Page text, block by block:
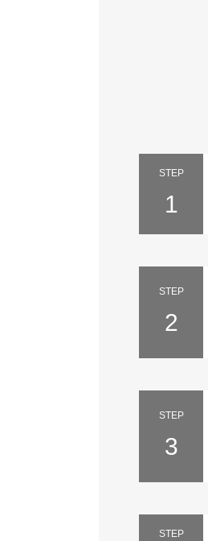
STEP
1
STEP
2
STEP
3
STEP